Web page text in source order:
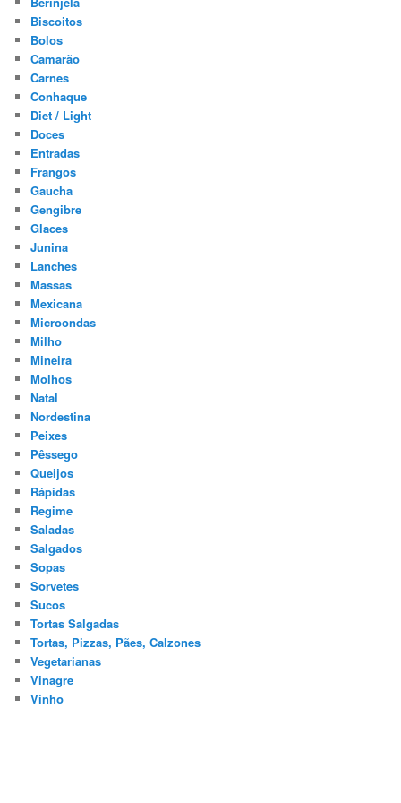
Biscoitos
Bolos
Camarão
Carnes
Conhaque
Diet / Light
Doces
Entradas
Frangos
Gaucha
Gengibre
Glaces
Junina
Lanches
Massas
Mexicana
Microondas
Milho
Mineira
Molhos
Natal
Nordestina
Peixes
Pêssego
Queijos
Rápidas
Regime
Saladas
Salgados
Sopas
Sorvetes
Sucos
Tortas Salgadas
Tortas, Pizzas, Pães, Calzones
Vegetarianas
Vinagre
Vinho